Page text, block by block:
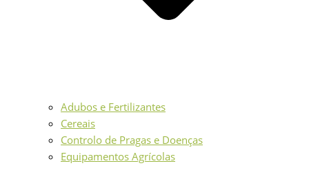
Adubos e Fertilizantes
Cereais
Controlo de Pragas e Doenças
Equipamentos Agrícolas